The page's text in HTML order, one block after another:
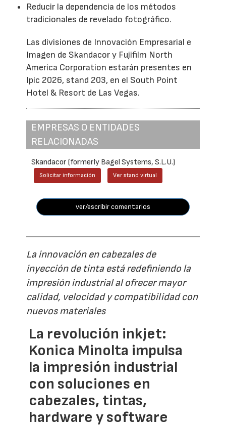
Reducir la dependencia de los métodos
tradicionales de revelado fotográfico.
Las divisiones de Innovación Empresarial e
Imagen de Skandacor y Fujifilm North
America Corporation estarán presentes en
Ipic 2026, stand 203, en el South Point
Hotel & Resort de Las Vegas.
EMPRESAS O ENTIDADES
RELACIONADAS
Skandacor (formerly Bagel Systems, S.L.U.)
Solicitar información Ver stand virtual
ver/escribir comentarios
La innovación en cabezales de
inyección de tinta está redefiniendo la
impresión industrial al ofrecer mayor
calidad, velocidad y compatibilidad con
nuevos materiales
La revolución inkjet:
Konica Minolta impulsa
la impresión industrial
con soluciones en
cabezales, tintas,
hardware y software